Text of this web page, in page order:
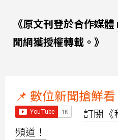
《原文刊登於合作媒體
聞網獲授權轉載。》
📌 數位新聞搶鮮看
訂閱《
頻道！